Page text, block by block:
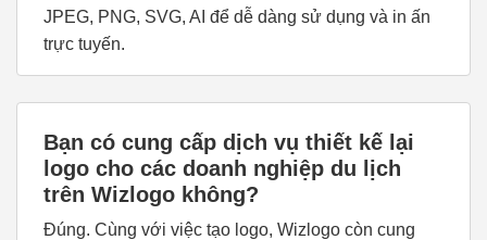
JPEG, PNG, SVG, AI để dễ dàng sử dụng và in ấn
trực tuyến.
Bạn có cung cấp dịch vụ thiết kế lại
logo cho các doanh nghiệp du lịch
trên Wizlogo không?
Đúng. Cùng với việc tạo logo, Wizlogo còn cung